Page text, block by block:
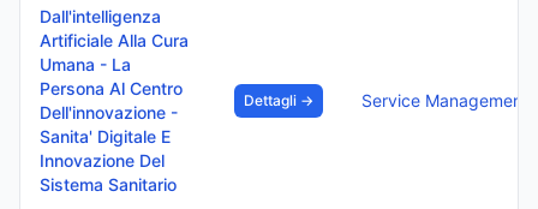
Dall'intelligenza
Artificiale Alla Cura
Umana - La
Persona Al Centro
Dell'innovazione -
Sanita' Digitale E
Innovazione Del
Sistema Sanitario
Dettagli → Service Management